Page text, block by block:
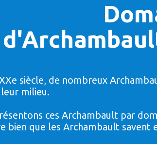
siècle, de nombreux
milieu.
ces Archambault par
bien que les Archambault